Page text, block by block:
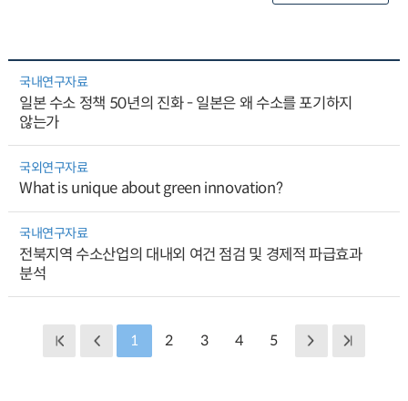
국내연구자료
일본 수소 정책 50년의 진화 - 일본은 왜 수소를 포기하지
않는가
국외연구자료
What is unique about green innovation?
국내연구자료
전북지역 수소산업의 대내외 여건 점검 및 경제적 파급효과
분석
1 2 3 4 5